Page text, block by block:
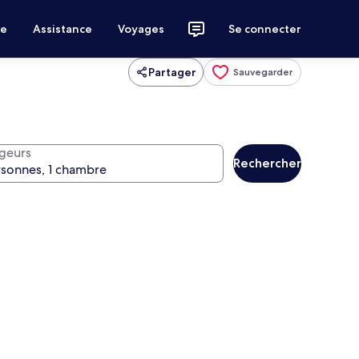
Assistance Voyages Se connecter
Partager Sauvegarder
Rechercher